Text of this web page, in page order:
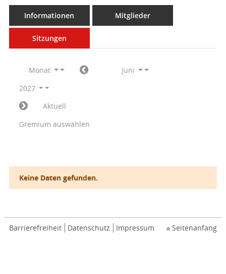
Informationen Mitglieder
Sitzungen
Monat
Juni
2027
Aktuell
Gremium auswählen
Keine Daten gefunden.
Barrierefreiheit Datenschutz Impressum Seitenanfang